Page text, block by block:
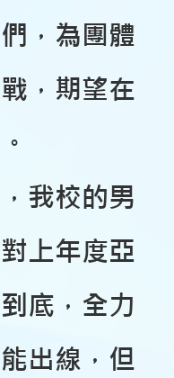
，為團體
，期望在
我校的男
上年度亞
底，全力
出線，但